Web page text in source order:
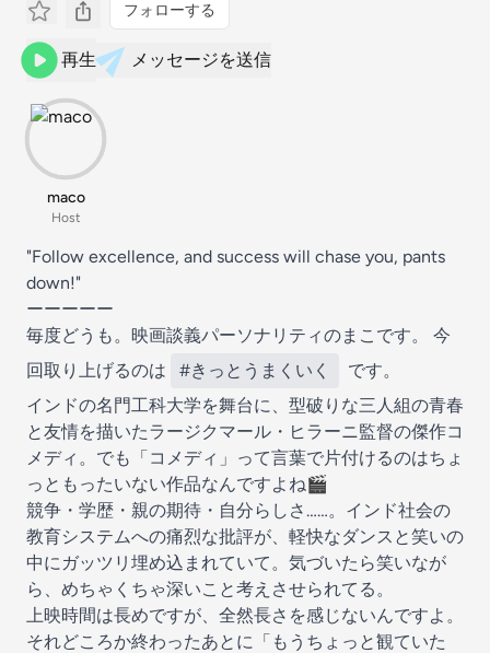
フォローする
再生 メッセージを送信
maco
Host
"Follow excellence, and success will chase you, pants
down!"
ーーーーー
毎度どうも。映画談義パーソナリティのまこです。 今
回取り上げるのは
#きっとうまくいく
です。
インドの名門工科大学を舞台に、型破りな三人組の青春
と友情を描いたラージクマール・ヒラーニ監督の傑作コ
メディ。でも「コメディ」って言葉で片付けるのはちょ
っともったいない作品なんですよね🎬
競争・学歴・親の期待・自分らしさ……。インド社会の
教育システムへの痛烈な批評が、軽快なダンスと笑いの
中にガッツリ埋め込まれていて。気づいたら笑いなが
ら、めちゃくちゃ深いこと考えさせられてる。
上映時間は長めですが、全然長さを感じないんですよ。
それどころか終わったあとに「もうちょっと観ていた